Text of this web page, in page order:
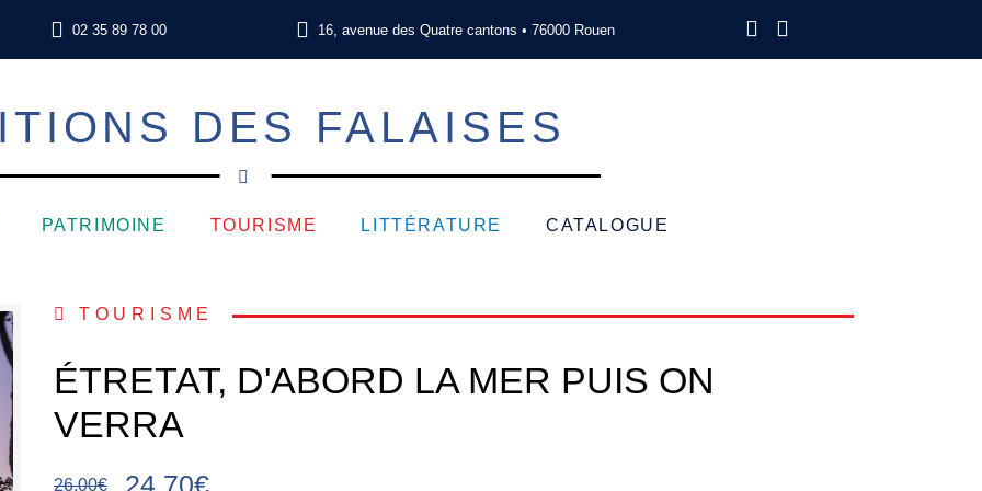
02 35 89 78 00 16, avenue des Quatre cantons • 76000 Rouen
DES FALAISES
PATRIMOINE TOURISME LITTÉRATURE CATALOGUE
TOURISME
ÉTRETAT, D'ABORD LA MER PUIS ON
VERRA
26,00€ 24,70€